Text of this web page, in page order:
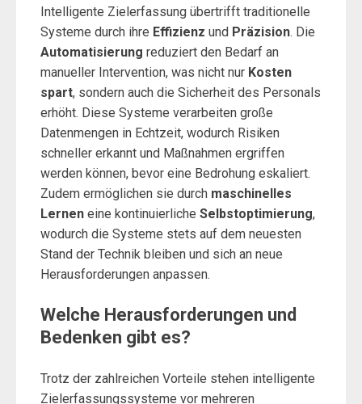
Intelligente Zielerfassung übertrifft traditionelle
Systeme durch ihre Effizienz und Präzision. Die
Automatisierung reduziert den Bedarf an
manueller Intervention, was nicht nur Kosten
spart, sondern auch die Sicherheit des Personals
erhöht. Diese Systeme verarbeiten große
Datenmengen in Echtzeit, wodurch Risiken
schneller erkannt und Maßnahmen ergriffen
werden können, bevor eine Bedrohung eskaliert.
Zudem ermöglichen sie durch maschinelles
Lernen eine kontinuierliche Selbstoptimierung,
wodurch die Systeme stets auf dem neuesten
Stand der Technik bleiben und sich an neue
Herausforderungen anpassen.
Welche Herausforderungen und
Bedenken gibt es?
Trotz der zahlreichen Vorteile stehen intelligente
Zielerfassungssysteme vor mehreren